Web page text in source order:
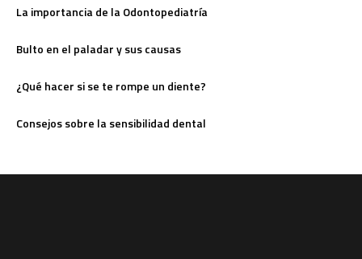
La importancia de la Odontopediatría
Bulto en el paladar y sus causas
¿Qué hacer si se te rompe un diente?
Consejos sobre la sensibilidad dental